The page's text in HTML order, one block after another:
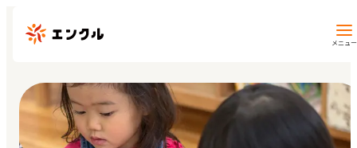
メニュー
保育園・幼稚園を探す